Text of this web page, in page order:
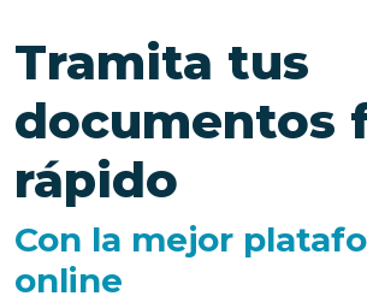
Tramita tus
documentos
rápido
Con la mejor
online